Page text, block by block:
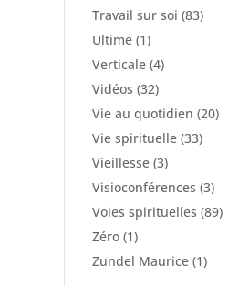
Travail sur soi (83)
Ultime (1)
Verticale (4)
Vidéos (32)
Vie au quotidien (20)
Vie spirituelle (33)
Vieillesse (3)
Visioconférences (3)
Voies spirituelles (89)
Zéro (1)
Zundel Maurice (1)